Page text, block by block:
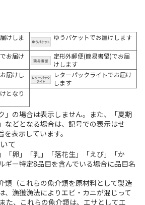
けしま
ゆうパケットでお届けします
お届け
定形外郵便(簡易書留)でお届
けします
届けし
レターパックライトでお届け
します
となり
」の場合は表示しません。また、「夏期
などとなる場合は、記号での表示はせ
表示しています。
て
「卵」「乳」「落花生」「えび」「か
ギー特定8品目を含んでいる場合に品目名
類（これらの魚介類を原材料として製造
、漁獲漁法によりエビ・カニが混じって
た、これらの魚介類は、エサとしてエ